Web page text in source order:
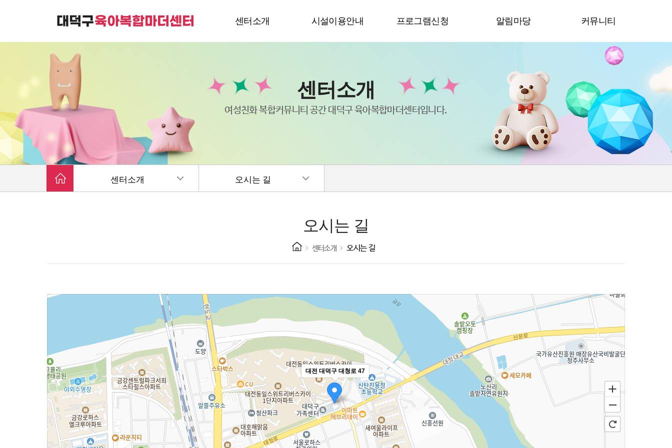
센터소개
대덕구육아복합마더센터는
가족친화 복합커뮤니티 공간입니다.
시설이용안내 프로그램신청 알림마당 커뮤니티
센터소개
여성친화 복합커뮤니티 공간 대덕구 육아복합마더센터입니다.
센터소개 오시는 길
오시는 길
센터소개 오시는 길
대전 대덕구 대청로 47